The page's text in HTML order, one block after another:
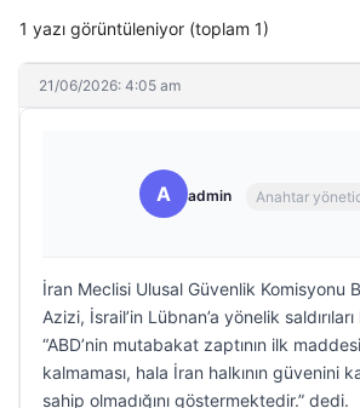
1 yazı görüntüleniyor (toplam 1)
21/06/2026: 4:05 am
A admin Anahtar
İran Meclisi Ulusal Güvenlik Komisyonu
Azizi, İsrail’in Lübnan’a yönelik
“ABD’nin mutabakat zaptının ilk
kalmaması, hala İran halkının güvenini
sahip olmadığını göstermektedir.” dedi.